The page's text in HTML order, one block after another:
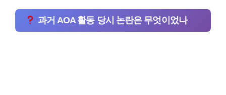
과거 AOA 활동 당시 논란은 무엇이었나